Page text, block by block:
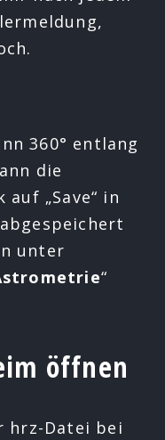
360° entlang
die
„Save“ in
unter
“
öffnen
hrz-Datei bei